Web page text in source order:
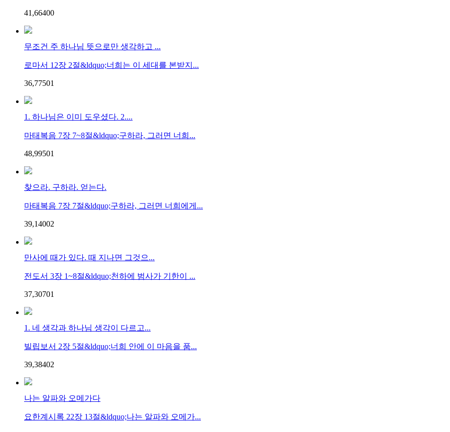
41,66400
무조건 주 하나님 뜻으로만 생각하고 ...
로마서 12장 2절&ldquo;너희는 이 세대를 본받지...
36,77501
1. 하나님은 이미 도우셨다. 2....
마태복음 7장 7~8절&ldquo;구하라, 그러면 너희...
48,99501
찾으라. 구하라. 얻는다.
마태복음 7장 7절&ldquo;구하라, 그러면 너희에게...
39,14002
만사에 때가 있다. 때 지나면 그것으...
전도서 3장 1~8절&ldquo;천하에 범사가 기한이 ...
37,30701
1. 네 생각과 하나님 생각이 다르고...
빌립보서 2장 5절&ldquo;너희 안에 이 마음을 품...
39,38402
나는 알파와 오메가다
요한계시록 22장 13절&ldquo;나는 알파와 오메가...